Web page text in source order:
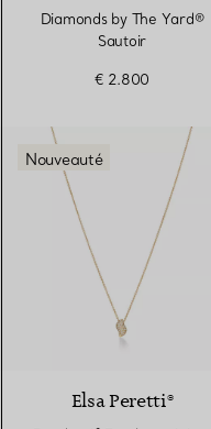
Diamonds by The Yard®
Sautoir
€ 2.800
Nouveauté
Elsa Peretti®